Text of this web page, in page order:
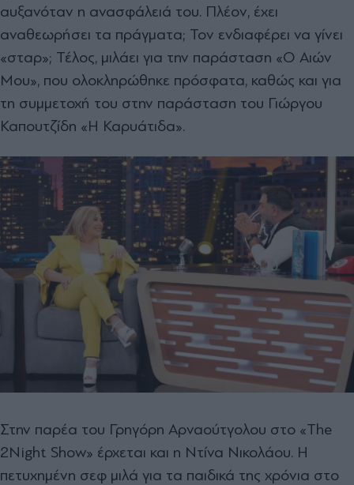
αυξανόταν η ανασφάλειά του. Πλέον, έχει
αναθεωρήσει τα πράγματα; Τον ενδιαφέρει να γίνει
«σταρ»; Τέλος, μιλάει για την παράσταση «Ο Αιών
Μου», που ολοκληρώθηκε πρόσφατα, καθώς και για
τη συμμετοχή του στην παράσταση του Γιώργου
Καπουτζίδη «Η Καρυάτιδα».
Στην παρέα του Γρηγόρη Αρναούτγολου στο «The
2Night Show» έρχεται και η Ντίνα Νικολάου. Η
πετυχημένη σεφ μιλά για τα παιδικά της χρόνια στο